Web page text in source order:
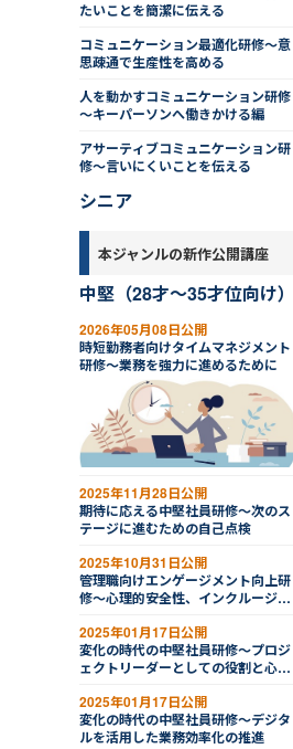
たいことを簡潔に伝える
コミュニケーション最適化研修～意
思疎通で生産性を高める
人を動かすコミュニケーション研修
～キーパーソンへ働きかける編
アサーティブコミュニケーション研
修～言いにくいことを伝える
シニア
本ジャンルの新作公開講座
中堅（28才～35才位向け）
2026年05月08日公開
時短勤務者向けタイムマネジメント
研修～業務を強力に進めるために
2025年11月28日公開
期待に応える中堅社員研修～次のス
テージに進むための自己点検
2025年10月31日公開
管理職向けエンゲージメント向上研
修～心理的安全性、インクルージョ
2025年01月17日公開
変化の時代の中堅社員研修～プロジ
ェクトリーダーとしての役割と心構
2025年01月17日公開
変化の時代の中堅社員研修～デジタ
ルを活用した業務効率化の推進